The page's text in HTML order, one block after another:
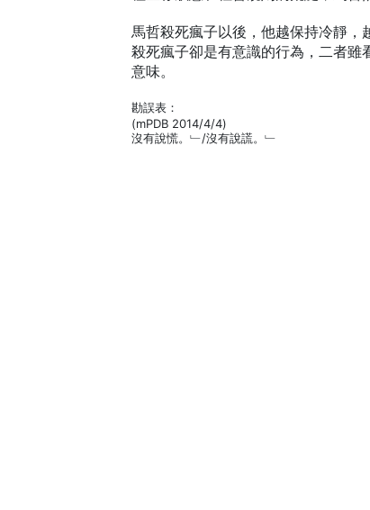
馬哲殺死瘋子以後，他越保持冷靜
殺死瘋子卻是有意識的行為，二者
意味。
勘誤表：
(mPDB 2014/4/4)
沒有說慌。﹂/沒有說謊。﹂